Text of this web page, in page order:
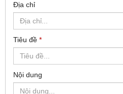
Địa chỉ
Tiêu đề *
Nội dung